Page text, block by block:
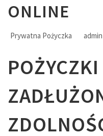
ONLINE
Prywatna Pożyczka admin